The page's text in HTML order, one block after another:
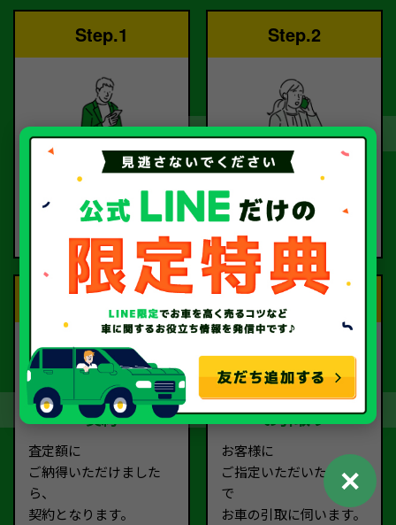
Step.1
ご依頼
お電話または査定フォー
ムより
ご依頼ください。
Step.2
査定
お電話で回答いたしま
す。
Step.3
契約
査定額に
ご納得いただけました
ら、
契約となります。
Step.4
お引取り
お客様に
ご指定いただいた場所ま
で
お車の引取に伺います。
✕